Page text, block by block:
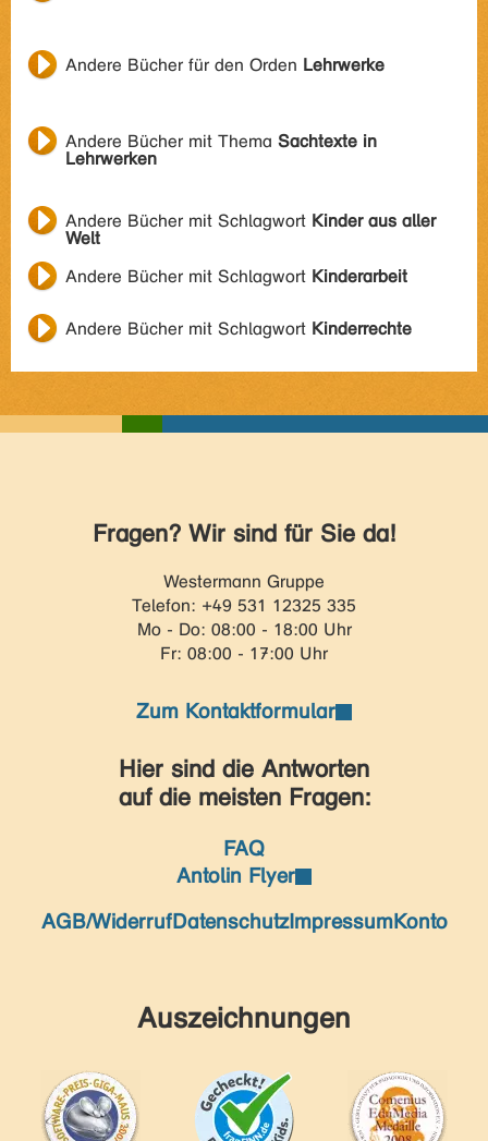
Andere Bücher für den Orden Lehrwerke
Andere Bücher mit Thema Sachtexte in
Lehrwerken
Andere Bücher mit Schlagwort Kinder aus aller
Welt
Andere Bücher mit Schlagwort Kinderarbeit
Andere Bücher mit Schlagwort Kinderrechte